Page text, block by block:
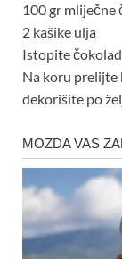
100 gr mliječne
2 kašike ulja
Istopite
Na koru prelijte
dekorišite po